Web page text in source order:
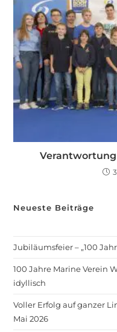
Neueste Beiträge
Jubiläumsfeier – „100
100 Jahre Marine Verein
idyllisch
Voller Erfolg auf ganzer
Mai 2026